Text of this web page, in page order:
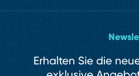
Erhalten Sie die